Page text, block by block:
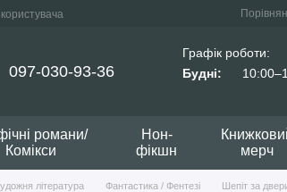
097-030-93-36
Графік роботи:
Будні:
романи/
Комікси
Нон-
фікшн
мерч
література Фантастика / Фентезі Шепіт за